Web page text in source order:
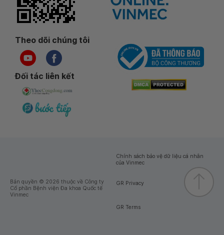
Theo dõi chúng tôi
Đối tác liên kết
Bản quyền © 2026 thuộc về Công ty
Cổ phần Bệnh viện Đa khoa Quốc tế
Vinmec
Chính sách bảo vệ dữ liệu cá nhân
của Vinmec
GR Privacy
GR Terms